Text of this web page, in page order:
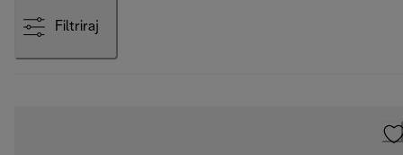
Filtriraj